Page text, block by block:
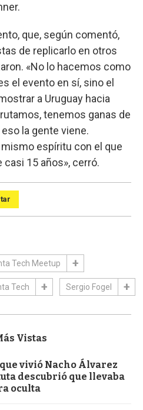
que, según comentó,
de replicarlo en otros
«No lo hacemos como
el evento en sí, sino el
a Uruguay hacia
tenemos ganas de
la gente viene.
espíritu con el que
casi 15 años», cerró.
Tech Meetup
Tech Sergio Fogel
Vistas
vivió Nacho Álvarez
descubrió que llevaba
oculta